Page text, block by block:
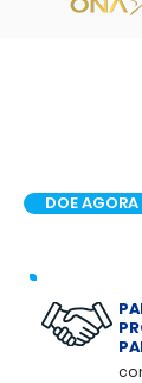
DOE AGORA